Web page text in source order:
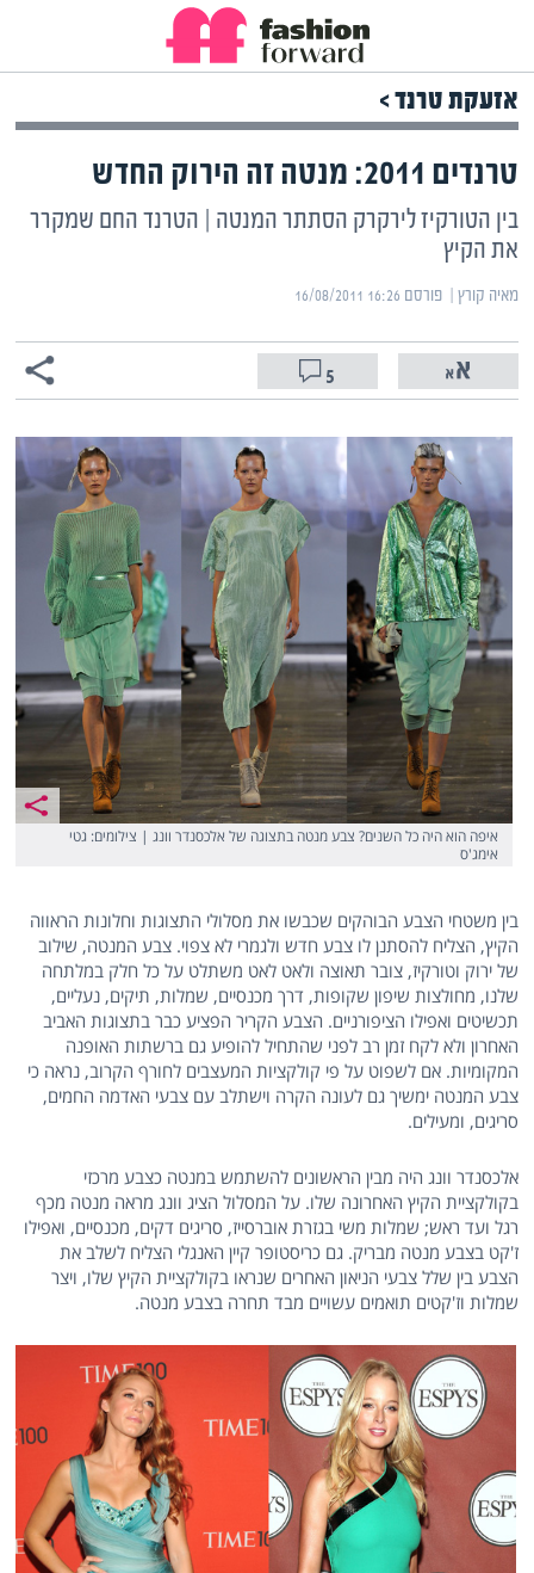
אזעקת טרנד >
טרנדים 2011: מנטה זה הירוק החדש
בין הטורקיז לירקרק הסתתר המנטה | הטרנד החם שמקרר
את הקיץ
מאיה קורץ | ‏פורסם ‎16/08/2011 16:26
5
איפה הוא היה כל השנים? צבע מנטה בתצוגה של אלכסנדר וונג | צילומים: גטי
אימג'ס
בין משטחי הצבע הבוהקים שכבשו את מסלולי התצוגות וחלונות הראווה
הקיץ, הצליח להסתנן לו צבע חדש ולגמרי לא צפוי. צבע המנטה, שילוב
של ירוק וטורקיז, צובר תאוצה ולאט לאט משתלט על כל חלק במלתחה
שלנו, מחולצות שיפון שקופות, דרך מכנסיים, שמלות, תיקים, נעליים,
תכשיטים ואפילו הציפורניים. הצבע הקריר הפציע כבר בתצוגות האביב
האחרון ולא לקח זמן רב לפני שהתחיל להופיע גם ברשתות האופנה
המקומיות. אם לשפוט על פי קולקציות המעצבים לחורף הקרוב, נראה כי
צבע המנטה ימשיך גם לעונה הקרה וישתלב עם צבעי האדמה החמים,
סריגים, ומעילים.
אלכסנדר וונג היה מבין הראשונים להשתמש במנטה כצבע מרכזי
בקולקציית הקיץ האחרונה שלו. על המסלול הציג וונג מראה מנטה מכף
רגל ועד ראש; שמלות משי בגזרת אוברסייז, סריגים דקים, מכנסיים, ואפילו
ז'קט בצבע מנטה מבריק. גם כריסטופר קיין האנגלי הצליח לשלב את
הצבע בין שלל צבעי הניאון האחרים שנראו בקולקציית הקיץ שלו, ויצר
שמלות וז'קטים תואמים עשויים מבד תחרה בצבע מנטה.